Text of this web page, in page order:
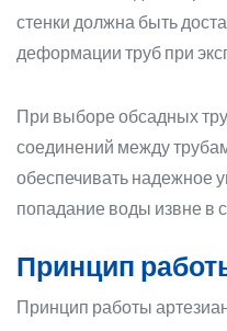
стенки должна быть
деформации труб при
При выборе обсадных
соединений между
обеспечивать надежное
попадание воды извне в
Принцип
Принцип работы